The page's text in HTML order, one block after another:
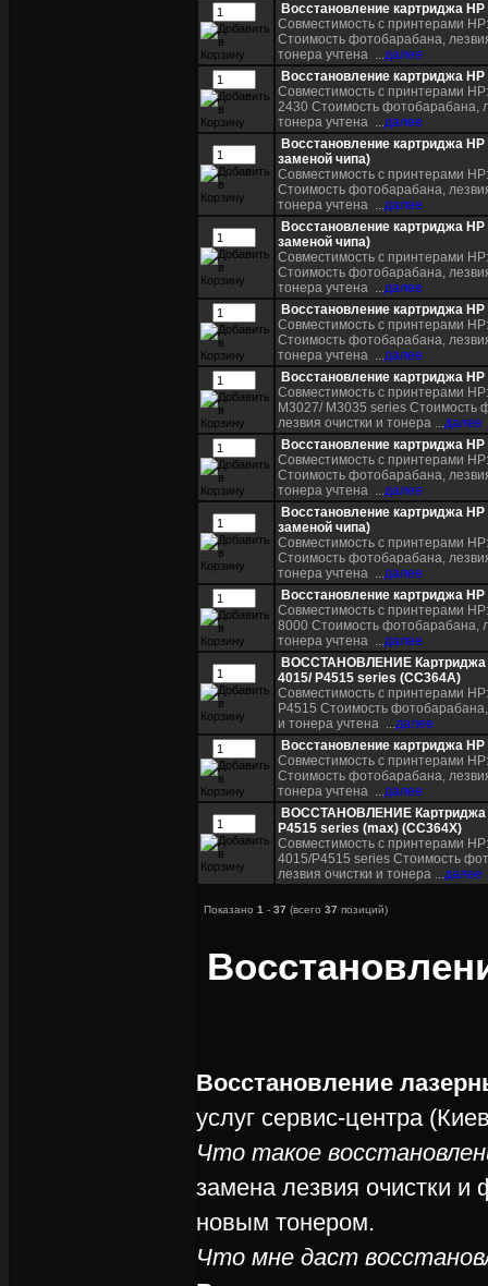
Восстановление картриджа
Совместимость с принтерами
Стоимость фотобарабана,
тонера учтена ...далее
Восстановление картриджа HP
Совместимость с принтерами
2430 Стоимость фотобарабана,
тонера учтена ...далее
Восстановление картриджа
заменой чипа)
Совместимость с принтерами
Стоимость фотобарабана,
тонера учтена ...далее
Восстановление картриджа
заменой чипа)
Совместимость с принтерами
Стоимость фотобарабана,
тонера учтена ...далее
Восстановление картриджа HP
Совместимость с принтерами
Стоимость фотобарабана,
тонера учтена ...далее
Восстановление картриджа HP
Совместимость с принтерами
M3027/ M3035 series Стоимость
лезвия очистки и тонера ...далее
Восстановление картриджа HP
Совместимость с принтерами
Стоимость фотобарабана,
тонера учтена ...далее
Восстановление картриджа
заменой чипа)
Совместимость с принтерами
Стоимость фотобарабана,
тонера учтена ...далее
Восстановление картриджа
Совместимость с принтерами
8000 Стоимость фотобарабана,
тонера учтена ...далее
ВОССТАНОВЛЕНИЕ Картриджа
4015/ P4515 series (CC364A)
Совместимость с принтерами
P4515 Стоимость фотобарабана,
и тонера учтена ...далее
Восстановление картриджа HP
Совместимость с принтерами
Стоимость фотобарабана,
тонера учтена ...далее
ВОССТАНОВЛЕНИЕ Картриджа
P4515 series (max) (CC364X)
Совместимость с принтерами
4015/P4515 series Стоимость
лезвия очистки и тонера ...далее
Показано 1 - 37 (всего 37 позиций)
Восстановление
услуг сервис-центра
Что такое
замена лезвия очистки
новым тонером.
Что мне даст